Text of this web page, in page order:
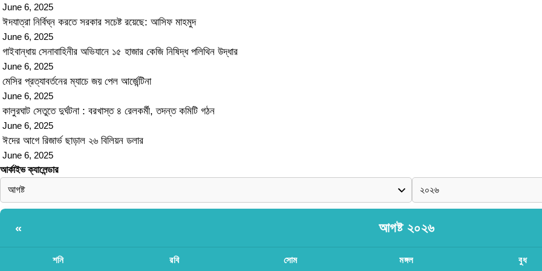
June 6, 2025
ঈদযাত্রা নির্বিঘ্ন করতে সরকার সচেষ্ট রয়েছে: আসিফ মাহমুদ
June 6, 2025
গাইবান্ধায় সেনাবাহিনীর অভিযানে ১৫ হাজার কেজি নিষিদ্ধ পলিথিন উদ্ধার
June 6, 2025
মেসির প্রত্যাবর্তনের ম্যাচে জয় পেল আর্জেন্টিনা
June 6, 2025
কালুরঘাট সেতুতে দুর্ঘটনা : বরখাস্ত ৪ রেলকর্মী, তদন্ত কমিটি গঠন
June 6, 2025
ঈদের আগে রিজার্ভ ছাড়াল ২৬ বিলিয়ন ডলার
June 6, 2025
আর্কাইভ ক্যালেন্ডার
« আগষ্ট ২০২৬
শনি রবি সোম মঙ্গল বুধ